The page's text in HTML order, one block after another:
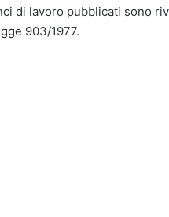
di lavoro pubblicati sono
903/1977.